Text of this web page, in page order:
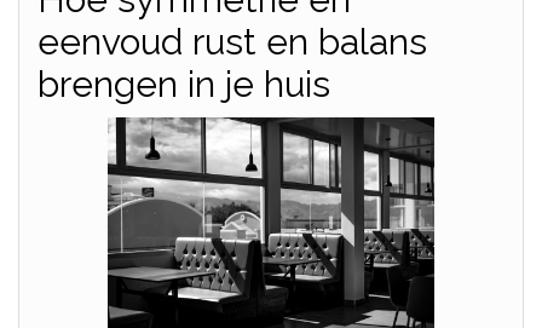
eenvoud rust en balans
brengen in je huis